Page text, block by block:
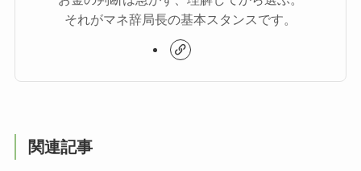
それがマネ辞局長の基本スタンスです。
関連記事